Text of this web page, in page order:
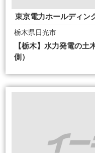
東京電力ホールディン
栃木県日光市
【栃木】水力発電の
側）